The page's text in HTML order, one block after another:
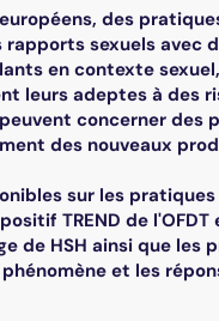
des
sexuels avec
en contexte
leurs adeptes à des
concerner des
des nouveaux
sur les
TREND de
de HSH ainsi que les
et les